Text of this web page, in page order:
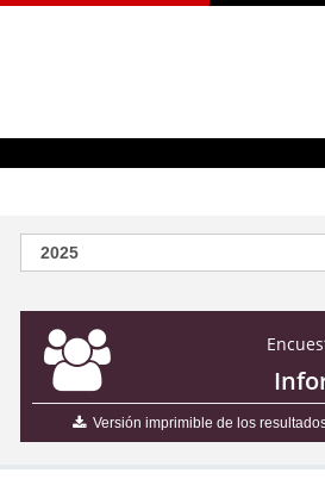
Versión imprimible de los